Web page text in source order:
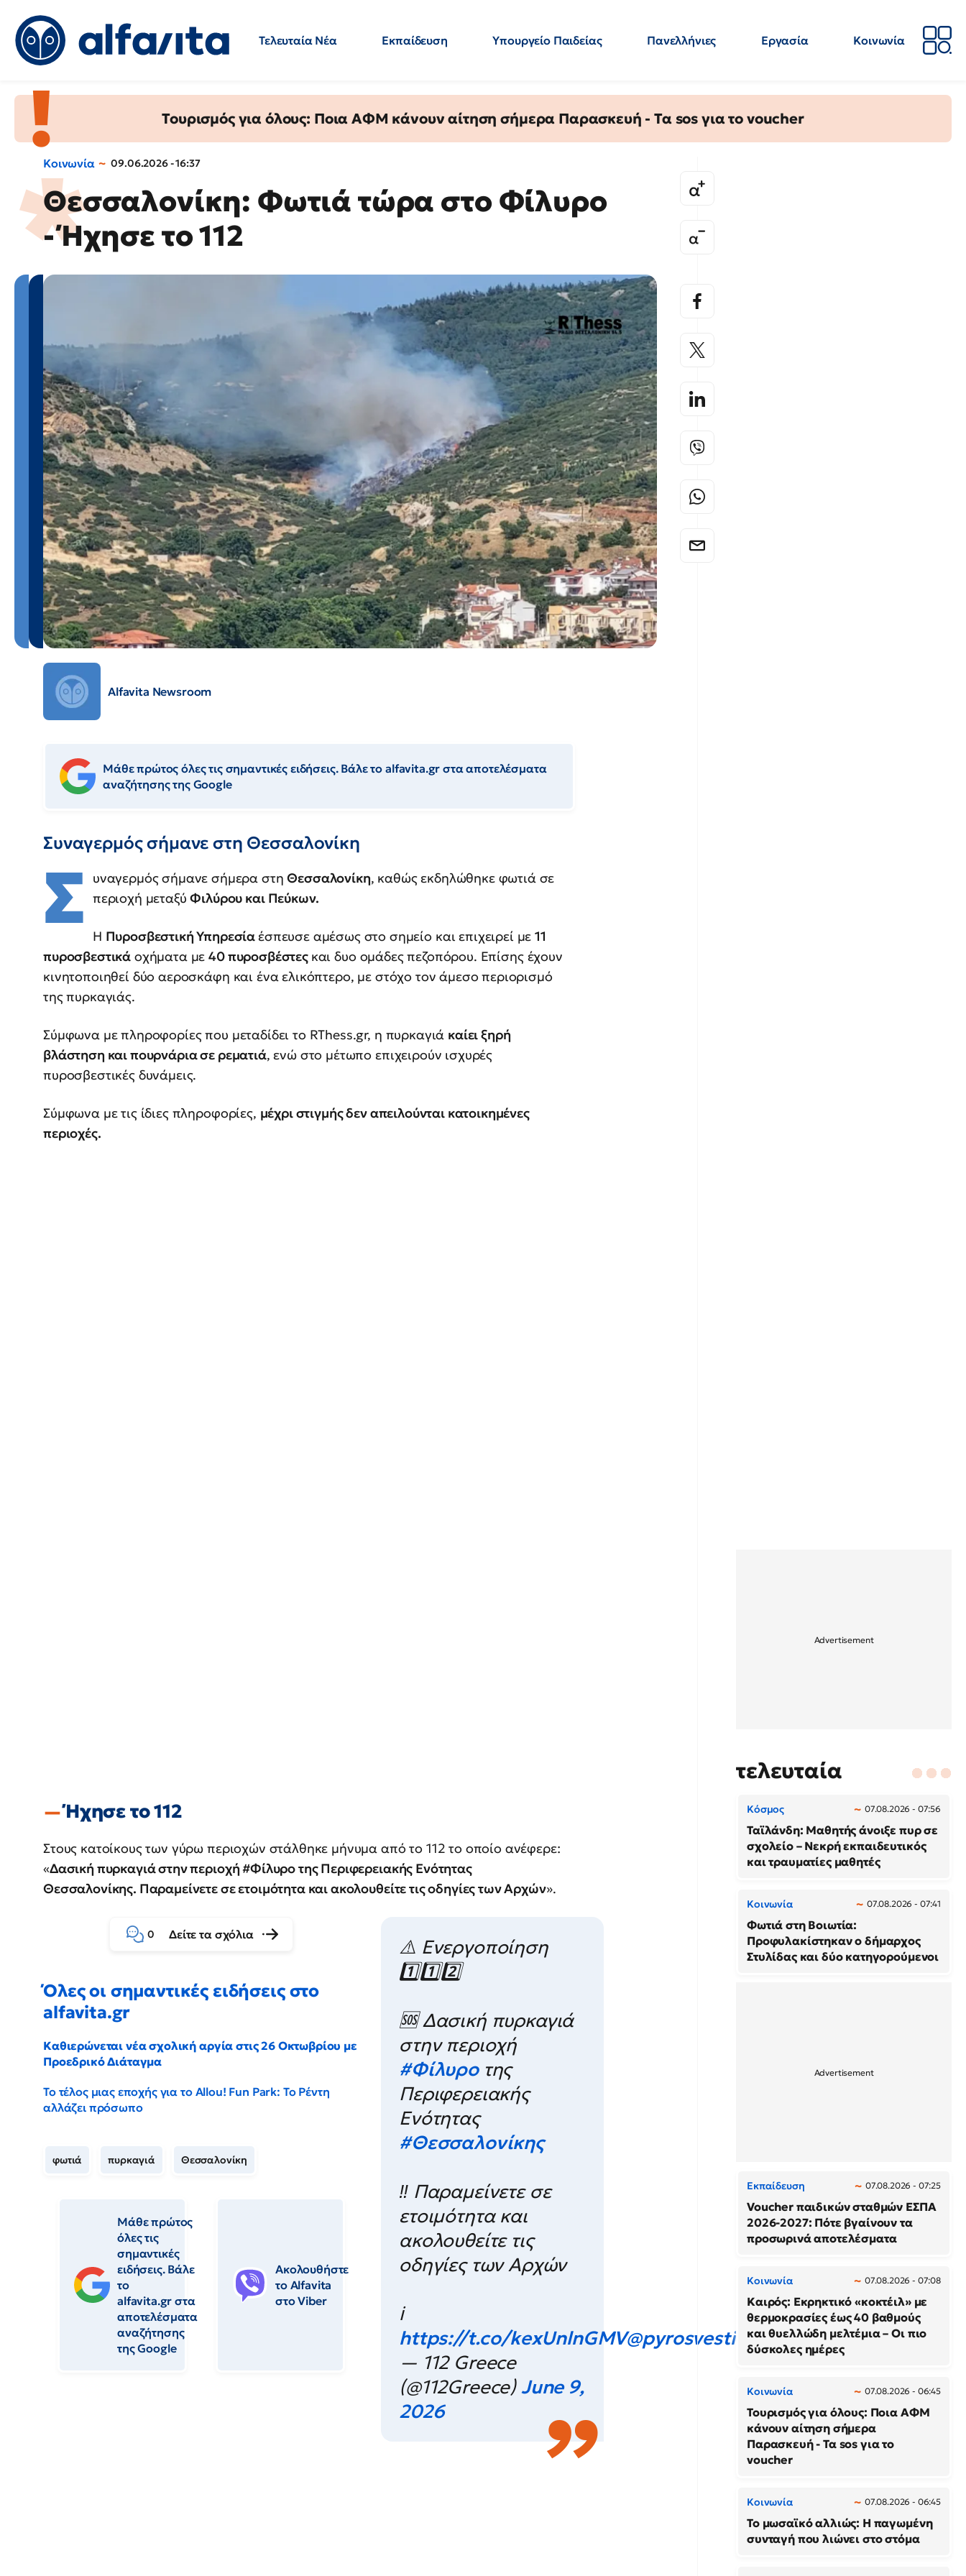
Τελευταία Νέα Εκπαίδευση Υπουργείο Παιδείας Πανελλήνιες Εργασία
Κοινωνία
Τουρισμός για όλους: Ποια ΑΦΜ κάνουν αίτηση σήμερα Παρασκευή - Τα sos για το voucher
Κοινωνία 09.06.2026 - 16:37
Θεσσαλονίκη: Φωτιά τώρα στο Φίλυρο
- Ήχησε το 112
Alfavita Newsroom
Μάθε πρώτος όλες τις σημαντικές ειδήσεις. Βάλε το alfavita.gr στα αποτελέσματα
αναζήτησης της Google
Συναγερμός σήμανε στη Θεσσαλονίκη
Σ υναγερμός σήμανε σήμερα στηΘεσσαλονίκη, καθώς εκδηλώθηκε φωτιά σε
περιοχή μεταξύΦιλύρου και Πεύκων.
Η Πυροσβεστική Υπηρεσίαέσπευσε αμέσως στο σημείο και επιχειρεί με11
πυροσβεστικά οχήματα με40 πυροσβέστες και δυο ομάδες πεζοπόρου. Επίσης έχουν
κινητοποιηθεί δύο αεροσκάφη και ένα ελικόπτερο, με στόχο τον άμεσο περιορισμό
της πυρκαγιάς.
Σύμφωνα με πληροφορίες που μεταδίδει το RThess.gr, η πυρκαγιά καίει ξηρή
βλάστηση και πουρνάρια σε ρεματιά, ενώ στο μέτωπο επιχειρούν ισχυρές
πυροσβεστικές δυνάμεις.
Σύμφωνα με τις ίδιες πληροφορίες, μέχρι στιγμής δεν απειλούνται κατοικημένες
περιοχές.
Ήχησε το 112
Στους κατοίκους των γύρω περιοχών στάλθηκε μήνυμα από το 112 το οποίο ανέφερε:
«Δασική πυρκαγιά στην περιοχή #Φίλυρο της Περιφερειακής Ενότητας
Θεσσαλονίκης. Παραμείνετε σε ετοιμότητα και ακολουθείτε τις οδηγίες των Αρχών».
⚠️ Ενεργοποίηση
1️⃣1️⃣2️⃣
🆘 Δασική πυρκαγιά
στην περιοχή
#Φίλυροτης
Περιφερειακής
Ενότητας
#Θεσσαλονίκης
‼️ Παραμείνετε σε
ετοιμότητα και
ακολουθείτε τις
οδηγίες των Αρχών
ℹ️
https://t.co/kexUnlnGMV@pyrosvestiki@hellenicpolice
— 112 Greece
(@112Greece)June 9,
2026
0 Δείτε τα σχόλια
Όλες οι σημαντικές ειδήσεις στο
alfavita.gr
Καθιερώνεται νέα σχολική αργία στις 26 Οκτωβρίου με
Προεδρικό Διάταγμα
Το τέλος μιας εποχής για το Allou! Fun Park: Το Ρέντη
αλλάζει πρόσωπο
φωτιά πυρκαγιά Θεσσαλονίκη
Μάθε πρώτος
όλες τις
σημαντικές
ειδήσεις. Βάλε
το
alfavita.gr στα
αποτελέσματα
αναζήτησης
της Google
Ακολουθήστε
το Αlfavita
στο Viber
τελευταία
Κόσμος 07.08.2026 - 07:56
Ταϊλάνδη: Μαθητής άνοιξε πυρ σε
σχολείο – Νεκρή εκπαιδευτικός
και τραυματίες μαθητές
Κοινωνία 07.08.2026 - 07:41
Φωτιά στη Βοιωτία:
Προφυλακίστηκαν ο δήμαρχος
Στυλίδας και δύο κατηγορούμενοι
Εκπαίδευση 07.08.2026 - 07:25
Voucher παιδικών σταθμών ΕΣΠΑ
2026-2027: Πότε βγαίνουν τα
προσωρινά αποτελέσματα
Κοινωνία 07.08.2026 - 07:08
Καιρός: Εκρηκτικό «κοκτέιλ» με
θερμοκρασίες έως 40 βαθμούς
και θυελλώδη μελτέμια – Οι πιο
δύσκολες ημέρες
Κοινωνία 07.08.2026 - 06:45
Τουρισμός για όλους: Ποια ΑΦΜ
κάνουν αίτηση σήμερα
Παρασκευή - Τα sos για το
voucher
Κοινωνία 07.08.2026 - 06:45
Το μωσαϊκό αλλιώς: Η παγωμένη
συνταγή που λιώνει στο στόμα